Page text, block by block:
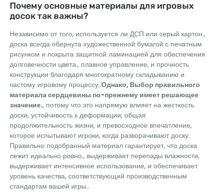
Почему основные материалы для игровых
досок так важны?
Независимо от того, используется ли ДСП или серый картон.,
доска всегда обернута художественной бумагой с печатным
рисунком и покрыта защитной ламинацией для обеспечения
долговечности цвета., плавное управление, и прочность
конструкции благодаря многократному складыванию и
частому игровому процессу..Однако, Выбор правильного
материала сердцевины по-прежнему имеет решающее
значение., потому что это напрямую влияет на жесткость
доски, устойчивость к деформации, общая
продолжительность жизни, и превосходное впечатление,
которое испытывают игроки, когда разворачивают доску.
Правильно подобранный материал гарантирует, что доска
лежит идеально ровно., выдерживает перепады влажности,
выдерживает интенсивное использование, и обеспечивает
уровень качества, соответствующий производственным
стандартам вашей игры..